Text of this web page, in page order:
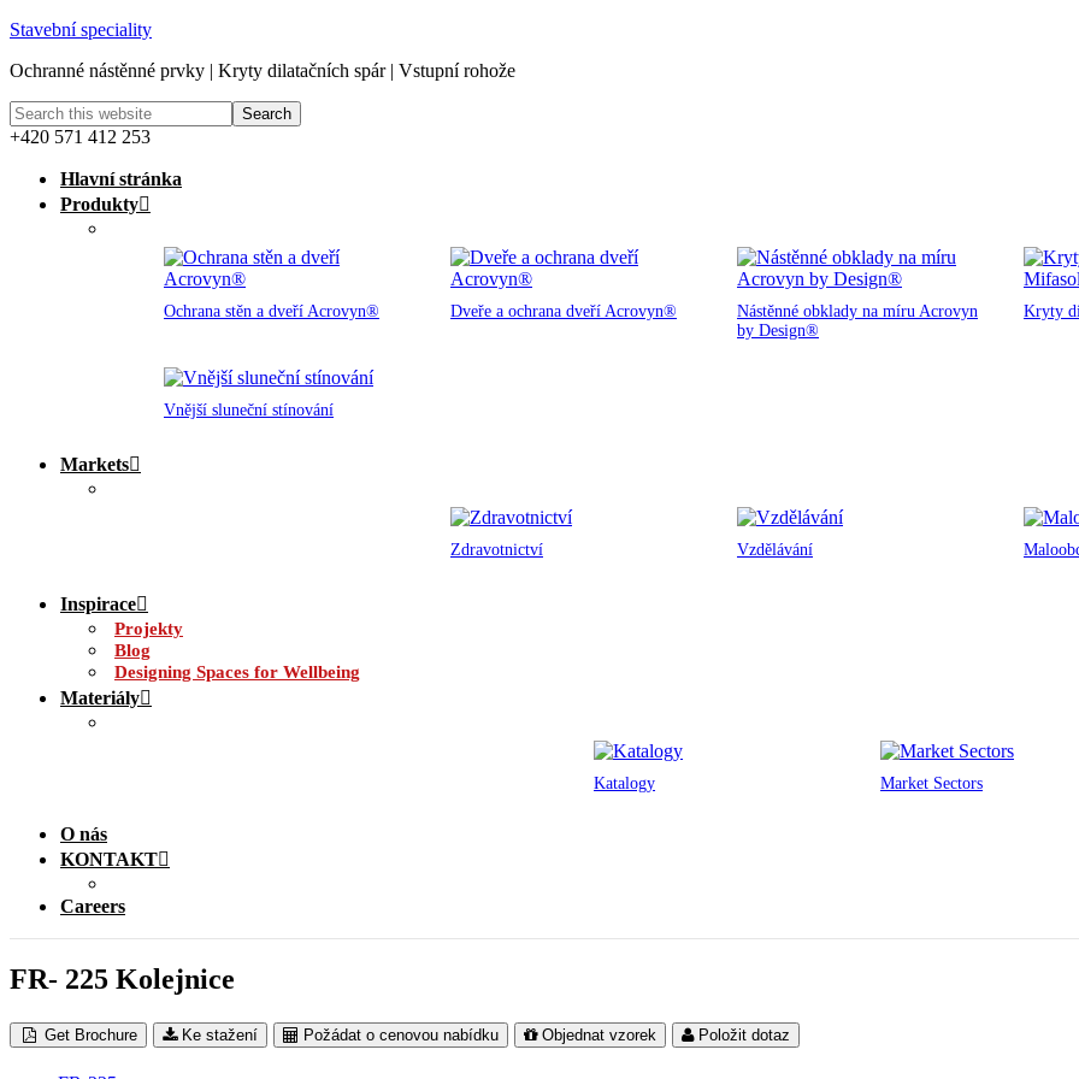
Stavební speciality
Ochranné nástěnné prvky | Kryty dilatačních spár | Vstupní rohože
+420 571 412 253
Hlavní stránka
Produkty
Ochrana stěn a dveří Acrovyn® Dveře a ochrana dveří Acrovyn®
Nástěnné obklady na míru Acrovyn
by Design®
Kryty
Vnější sluneční stínování
Markets
Zdravotnictví Vzdělávání
Inspirace
Projekty
Blog
Designing Spaces for Wellbeing
Materiály
Katalogy Market Sectors
O nás
KONTAKT
Careers
FR- 225 Kolejnice
Get Brochure Ke stažení Požádat o cenovou nabídku Objednat vzorek Položit dotaz